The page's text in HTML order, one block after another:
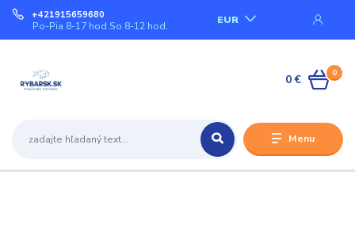
Menu
EUR
+421915659680
Po-Pia 8-17 hod.So 8-12 hod.
0
0 €